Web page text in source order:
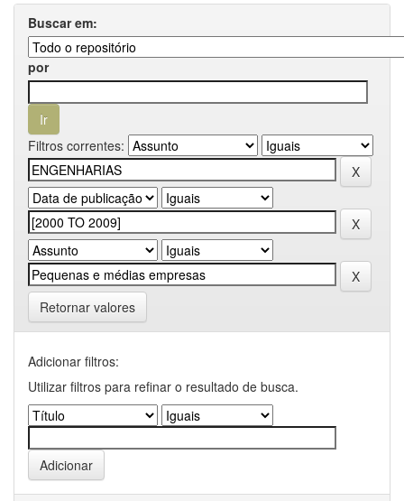
Buscar em:
por
Filtros correntes:
Retornar valores
Adicionar filtros:
Utilizar filtros para refinar o resultado de busca.